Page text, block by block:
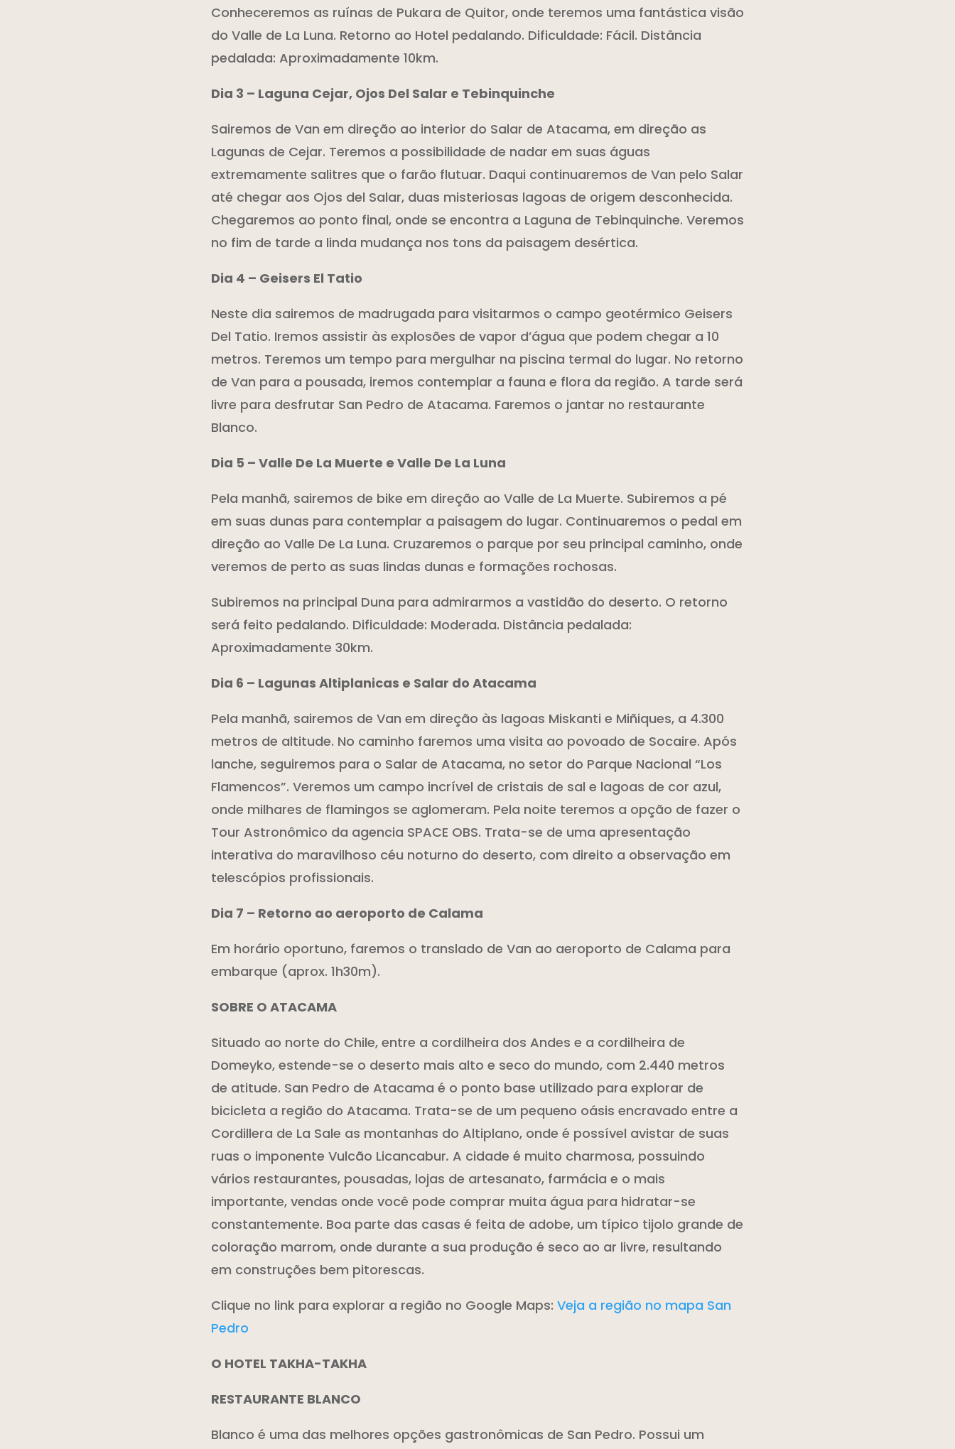
Conheceremos as ruínas de Pukara de Quitor, onde teremos uma fantástica visão
do Valle de La Luna. Retorno ao Hotel pedalando. Dificuldade: Fácil. Distância
pedalada: Aproximadamente 10km.
Dia 3 – Laguna Cejar, Ojos Del Salar e Tebinquinche
Sairemos de Van em direção ao interior do Salar de Atacama, em direção as
Lagunas de Cejar. Teremos a possibilidade de nadar em suas águas
extremamente salitres que o farão flutuar. Daqui continuaremos de Van pelo Salar
até chegar aos Ojos del Salar, duas misteriosas lagoas de origem desconhecida.
Chegaremos ao ponto final, onde se encontra a Laguna de Tebinquinche. Veremos
no fim de tarde a linda mudança nos tons da paisagem desértica.
Dia 4 – Geisers El Tatio
Neste dia sairemos de madrugada para visitarmos o campo geotérmico Geisers
Del Tatio. Iremos assistir às explosões de vapor d’água que podem chegar a 10
metros. Teremos um tempo para mergulhar na piscina termal do lugar. No retorno
de Van para a pousada, iremos contemplar a fauna e flora da região. A tarde será
livre para desfrutar San Pedro de Atacama. Faremos o jantar no restaurante
Blanco.
Dia 5 – Valle De La Muerte e Valle De La Luna
Pela manhã, sairemos de bike em direção ao Valle de La Muerte. Subiremos a pé
em suas dunas para contemplar a paisagem do lugar. Continuaremos o pedal em
direção ao Valle De La Luna. Cruzaremos o parque por seu principal caminho, onde
veremos de perto as suas lindas dunas e formações rochosas.
Subiremos na principal Duna para admirarmos a vastidão do deserto. O retorno
será feito pedalando. Dificuldade: Moderada. Distância pedalada:
Aproximadamente 30km.
Dia 6 – Lagunas Altiplanicas e Salar do Atacama
Pela manhã, sairemos de Van em direção às lagoas Miskanti e Miñiques, a 4.300
metros de altitude. No caminho faremos uma visita ao povoado de Socaire. Após
lanche, seguiremos para o Salar de Atacama, no setor do Parque Nacional “Los
Flamencos”. Veremos um campo incrível de cristais de sal e lagoas de cor azul,
onde milhares de flamingos se aglomeram. Pela noite teremos a opção de fazer o
Tour Astronômico da agencia SPACE OBS. Trata-se de uma apresentação
interativa do maravilhoso céu noturno do deserto, com direito a observação em
telescópios profissionais.
Dia 7 – Retorno ao aeroporto de Calama
Em horário oportuno, faremos o translado de Van ao aeroporto de Calama para
embarque (aprox. 1h30m).
SOBRE O ATACAMA
Situado ao norte do Chile, entre a cordilheira dos Andes e a cordilheira de
Domeyko, estende-se o deserto mais alto e seco do mundo, com 2.440 metros
de atitude. San Pedro de Atacama é o ponto base utilizado para explorar de
bicicleta a região do Atacama. Trata-se de um pequeno oásis encravado entre a
Cordillera de La Sale as montanhas do Altiplano, onde é possível avistar de suas
ruas o imponente Vulcão Licancabur. A cidade é muito charmosa, possuindo
vários restaurantes, pousadas, lojas de artesanato, farmácia e o mais
importante, vendas onde você pode comprar muita água para hidratar-se
constantemente. Boa parte das casas é feita de adobe, um típico tijolo grande de
coloração marrom, onde durante a sua produção é seco ao ar livre, resultando
em construções bem pitorescas.
Clique no link para explorar a região no Google Maps: Veja a região no mapa San
Pedro
O HOTEL TAKHA-TAKHA
RESTAURANTE BLANCO
Blanco é uma das melhores opções gastronômicas de San Pedro. Possui um